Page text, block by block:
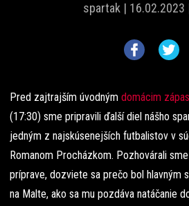
spartak | 16.02.2023
Pred zajtrajším úvodným domácim
(17:30) sme pripravili ďalší diel nášho
jedným z najskúsenejších futbalistov v
Romanom Procházkom. Pozhovárali
príprave, dozviete sa prečo bol hlavným
na Malte, ako sa mu pozdáva natáčanie